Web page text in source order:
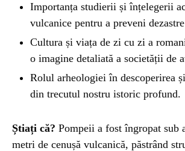
Importanța studierii și înțelegerii
vulcanice pentru a preveni
Cultura și viața de zi cu zi a
o imagine detaliată a societății de
Rolul arheologiei în descoperirea
din trecutul nostru istoric profund.
Știați că? Pompeii a fost îngropat sub
metri de cenușă vulcanică, păstrând